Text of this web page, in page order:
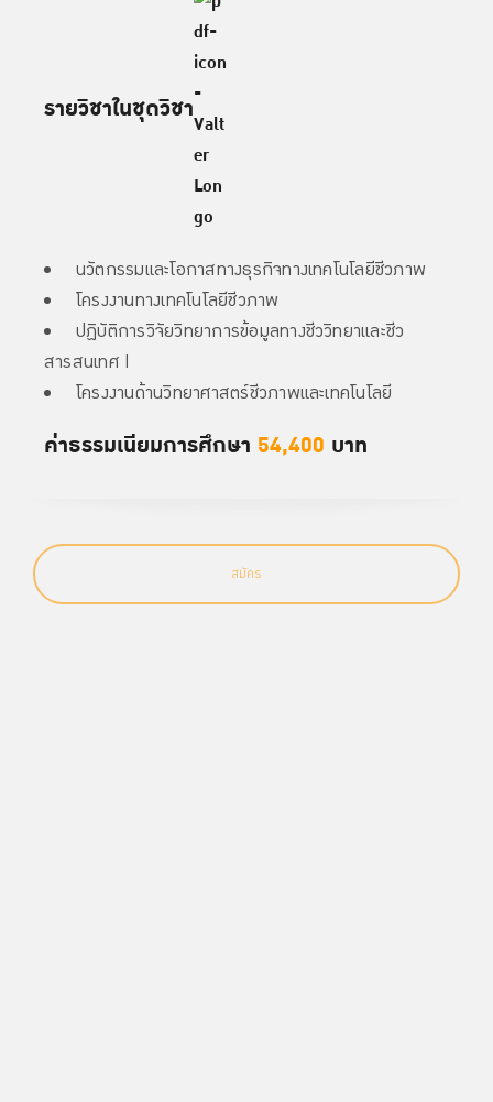
รายวิชาในชุดวิชา
นวัตกรรมและโอกาสทางธุรกิจทางเทคโนโลยีชีวภาพ
โครงงานทางเทคโนโลยีชีวภาพ
ปฏิบัติการวิจัยวิทยาการข้อมูลทางชีววิทยาและชีว
สารสนเทศ I
โครงงานด้านวิทยาศาสตร์ชีวภาพและเทคโนโลยี
ค่าธรรมเนียมการศึกษา 54,400 บาท
สมัคร